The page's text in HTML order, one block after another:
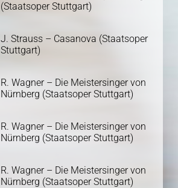
(Staatsoper Stuttgart)
J. Strauss – Casanova (Staatsoper
Stuttgart)
R. Wagner – Die Meistersinger von
Nürnberg (Staatsoper Stuttgart)
R. Wagner – Die Meistersinger von
Nürnberg (Staatsoper Stuttgart)
R. Wagner – Die Meistersinger von
Nürnberg (Staatsoper Stuttgart)